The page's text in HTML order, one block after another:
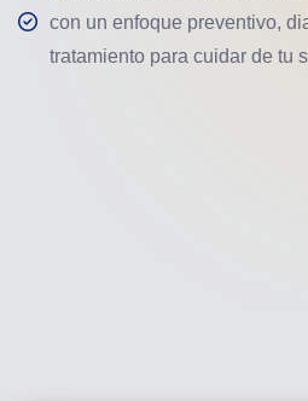
con un enfoque preventivo,
tratamiento para cuidar de tu